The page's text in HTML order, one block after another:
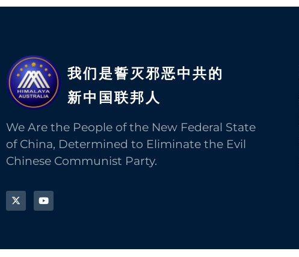
我们是誓灭邪恶中共的
新中国联邦人​
We Are the People of the New Federal State
of China, Determined to Eliminate the Evil
Chinese Communist Party.